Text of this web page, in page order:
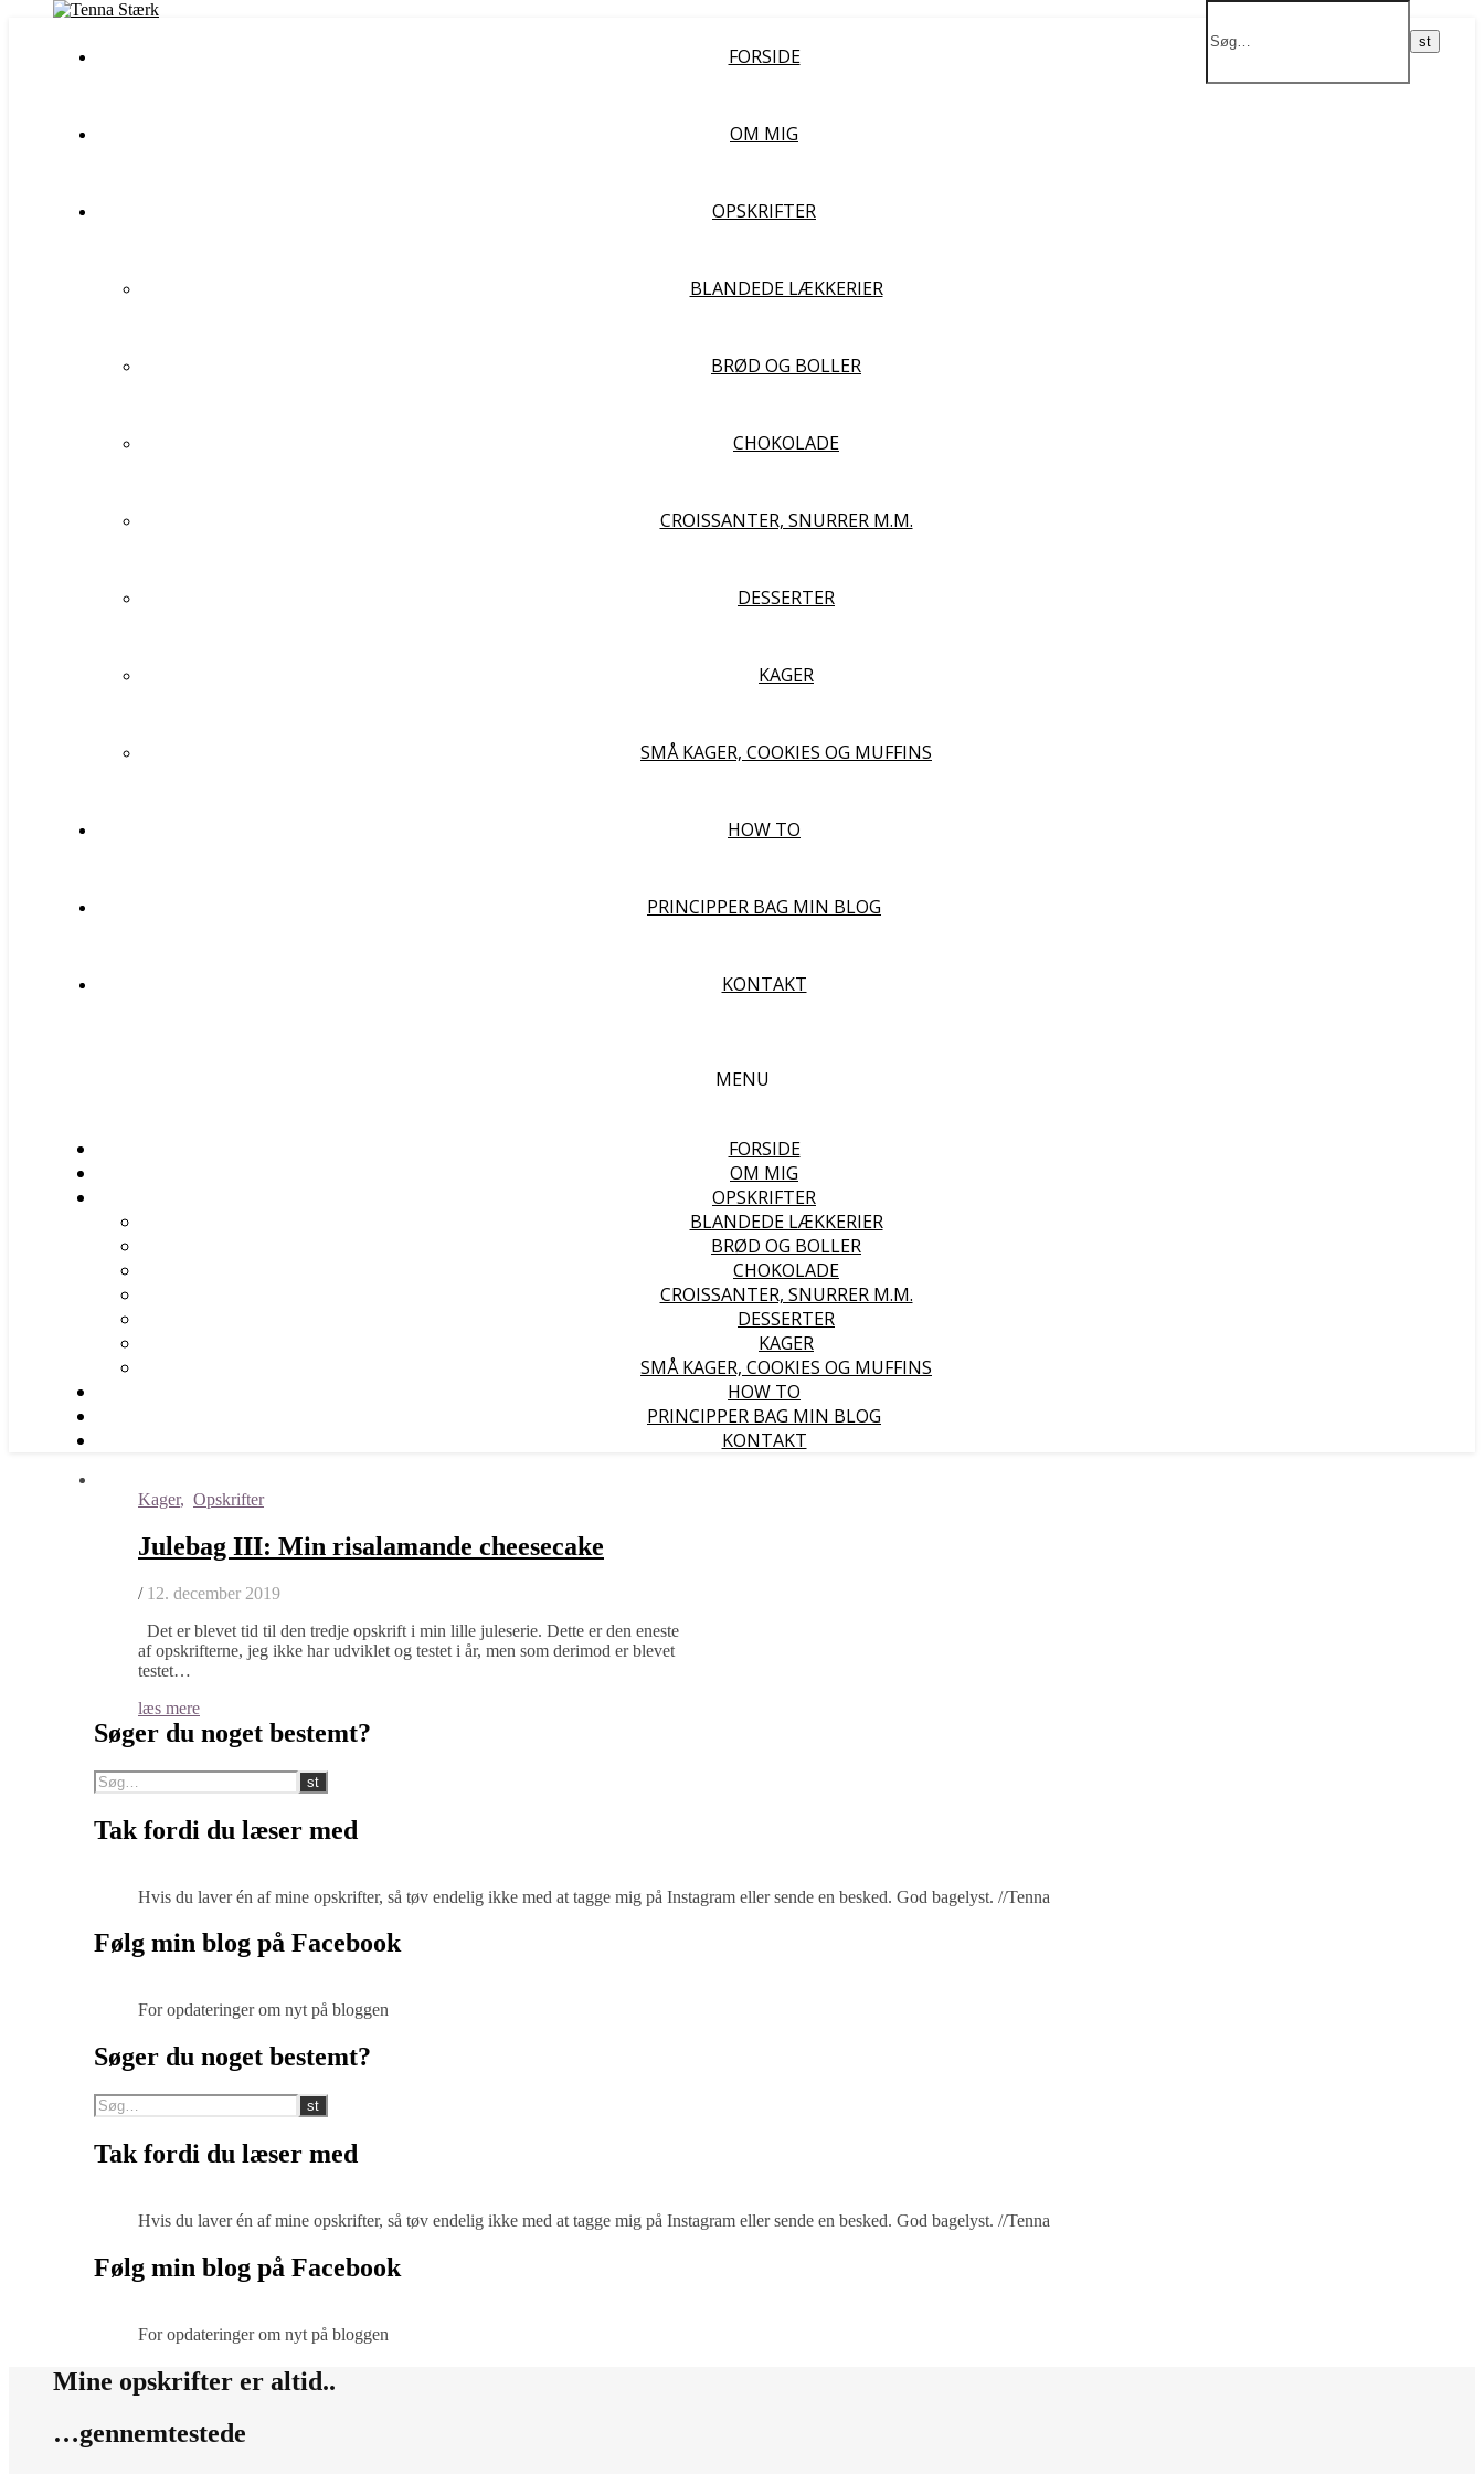
FORSIDE
OM MIG
OPSKRIFTER
BLANDEDE LÆKKERIER
BRØD OG BOLLER
CHOKOLADE
CROISSANTER, SNURRER M.M.
DESSERTER
KAGER
SMÅ KAGER, COOKIES OG MUFFINS
HOW TO
PRINCIPPER BAG MIN BLOG
KONTAKT
MENU
FORSIDE
OM MIG
OPSKRIFTER
BLANDEDE LÆKKERIER
BRØD OG BOLLER
CHOKOLADE
CROISSANTER, SNURRER M.M.
DESSERTER
KAGER
SMÅ KAGER, COOKIES OG MUFFINS
HOW TO
PRINCIPPER BAG MIN BLOG
KONTAKT
Kager, Opskrifter
Julebag III: Min risalamande cheesecake
/ 12. december 2019
Det er blevet tid til den tredje opskrift i min lille juleserie. Dette er den eneste
af opskrifterne, jeg ikke har udviklet og testet i år, men som derimod er blevet
testet…
læs mere
Søger du noget bestemt?
Tak fordi du læser med
Hvis du laver én af mine opskrifter, så tøv endelig ikke med at tagge mig på Instagram eller sende en besked. God bagelyst. //Tenna
Følg min blog på Facebook
For opdateringer om nyt på bloggen
Søger du noget bestemt?
Tak fordi du læser med
Hvis du laver én af mine opskrifter, så tøv endelig ikke med at tagge mig på Instagram eller sende en besked. God bagelyst. //Tenna
Følg min blog på Facebook
For opdateringer om nyt på bloggen
Mine opskrifter er altid..
…gennemtestede